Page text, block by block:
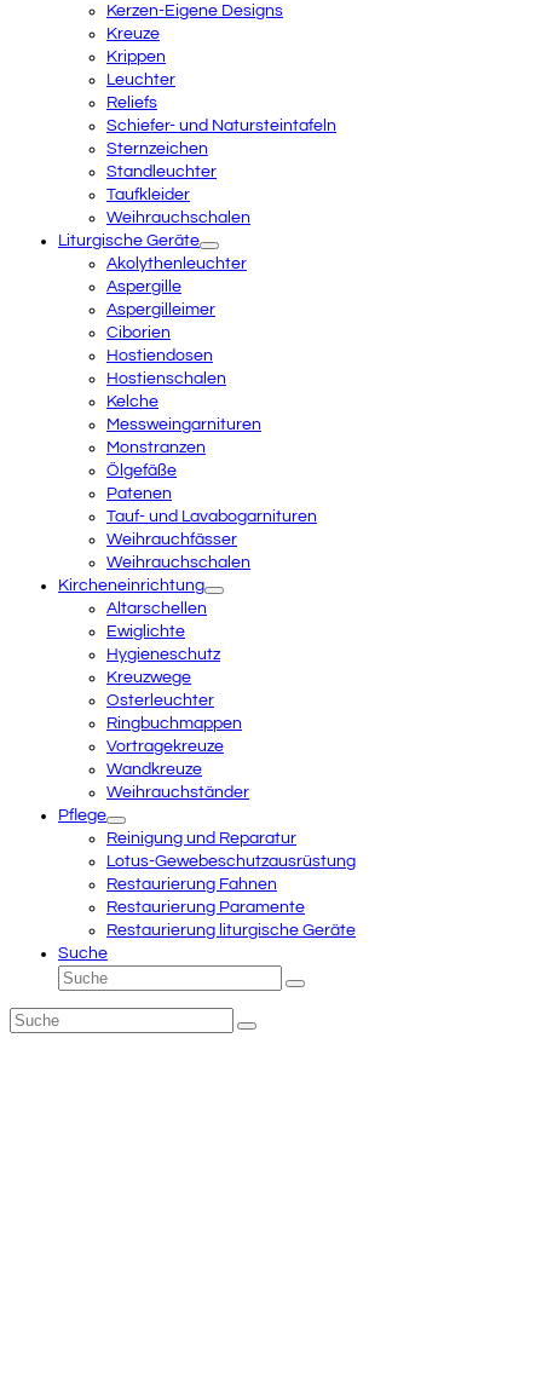
Kerzen-Eigene Designs
Kreuze
Krippen
Leuchter
Reliefs
Schiefer- und Natursteintafeln
Sternzeichen
Standleuchter
Taufkleider
Weihrauchschalen
Liturgische Geräte
Akolythenleuchter
Aspergille
Aspergilleimer
Ciborien
Hostiendosen
Hostienschalen
Kelche
Messweingarnituren
Monstranzen
Ölgefäße
Patenen
Tauf- und Lavabogarnituren
Weihrauchfässer
Weihrauchschalen
Kircheneinrichtung
Altarschellen
Ewiglichte
Hygieneschutz
Kreuzwege
Osterleuchter
Ringbuchmappen
Vortragekreuze
Wandkreuze
Weihrauchständer
Pflege
Reinigung und Reparatur
Lotus-Gewebeschutzausrüstung
Restaurierung Fahnen
Restaurierung Paramente
Restaurierung liturgische Geräte
Suche
Suche
Senden
Suche
Senden